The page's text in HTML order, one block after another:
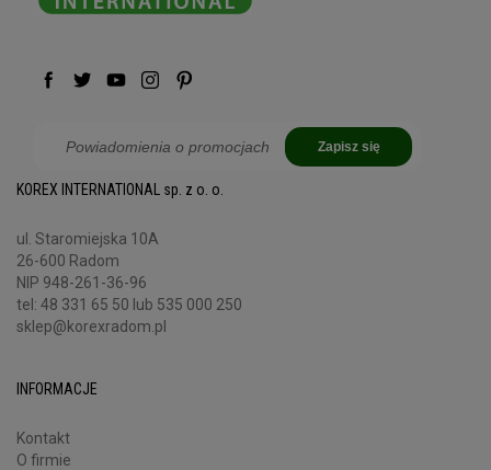
Zapisz się
KOREX INTERNATIONAL sp. z o. o.
ul. Staromiejska 10A
26-600 Radom
NIP 948-261-36-96
tel: 48 331 65 50 lub 535 000 250
sklep@korexradom.pl
INFORMACJE
Kontakt
O firmie